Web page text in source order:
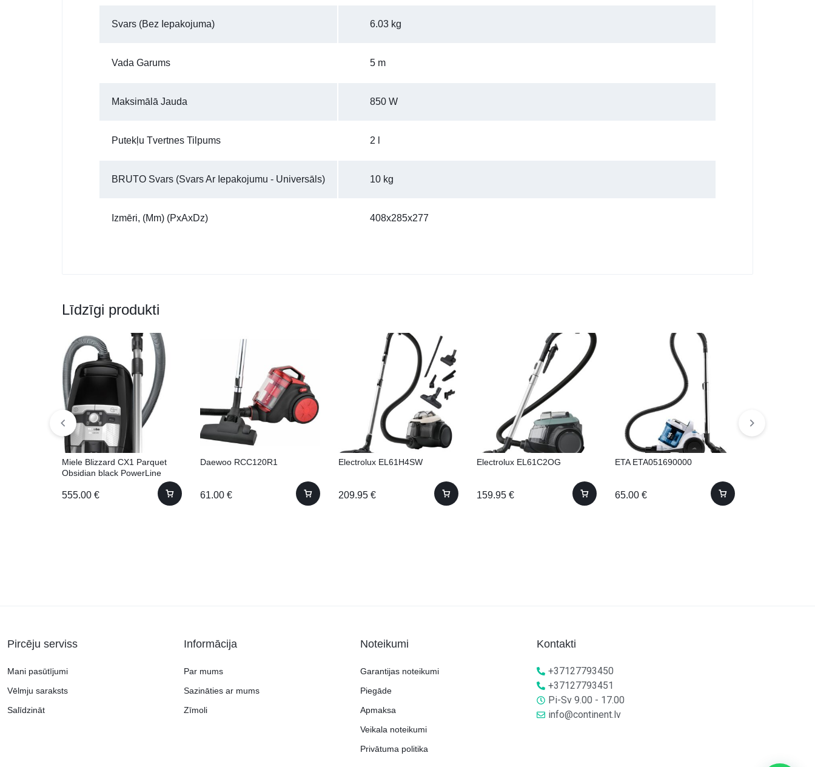
Svars (bez Iepakojuma) 6.03 kg
Vada Garums 5 m
Maksimālā Jauda 850 W
Putekļu Tvertnes Tilpums 2 l
BRUTO Svars (Svars Ar Iepakojumu - Universāls) 10 kg
Izmēri, (mm) (PxAxDz) 408x285x277
Līdzīgi produkti
Miele Blizzard CX1 Parquet
Obsidian black PowerLine
555.00 €
Daewoo RCC120R1
61.00 €
Electrolux EL61H4SW
209.95 €
Electrolux EL61C2OG
159.95 €
ETA ETA051690000
65.00 €
Pircēju serviss
Mani pasūtījumi
Vēlmju saraksts
Salīdzināt
Informācija
Par mums
Sazināties ar mums
Zīmoli
Noteikumi
Garantijas noteikumi
Piegāde
Apmaksa
Veikala noteikumi
Privātuma politika
Kontakti
+37127793450
+37127793451
Pi-Sv 9.00 - 17.00
info@continent.lv